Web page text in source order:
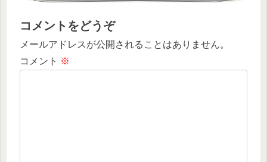
コメントをどうぞ
メールアドレスが公開されることはありません。
コメント ※